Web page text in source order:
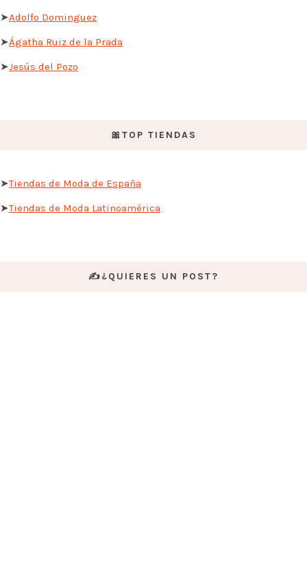
➤Adolfo Dominguez
➤Ágatha Ruiz de la Prada
➤Jesús del Pozo
🎀TOP TIENDAS
➤Tiendas de Moda de España
➤Tiendas de Moda Latinoamérica
✍️¿QUIERES UN POST?